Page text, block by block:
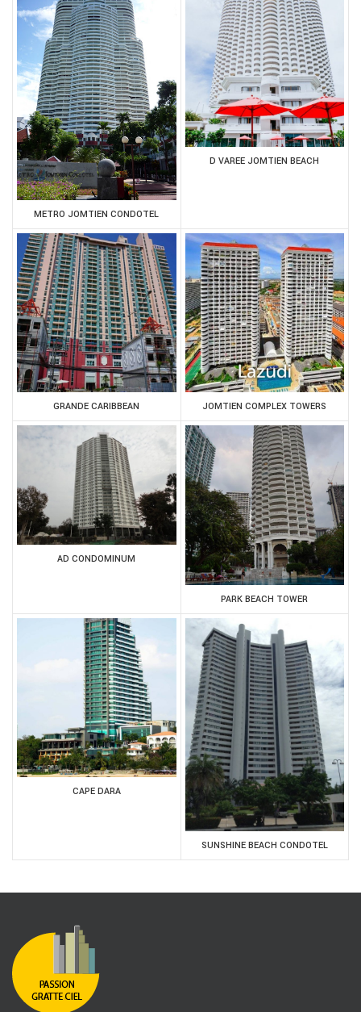
METRO JOMTIEN CONDOTEL
D VAREE JOMTIEN BEACH
GRANDE CARIBBEAN JOMTIEN COMPLEX TOWERS
AD CONDOMINUM
PARK BEACH TOWER
CAPE DARA
SUNSHINE BEACH CONDOTEL